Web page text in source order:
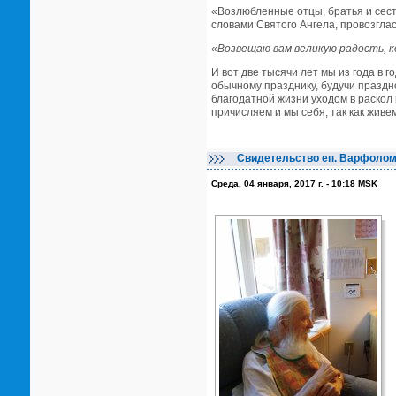
«Возлюбленные отцы, братья и
словами Святого Ангела,
«Возвещаю вам великую радость,
И вот две тысячи лет мы из года в
обычному празднику, будучи
благодатной жизни уходом в
причисляем и мы себя, так как
Свидетельство еп.
Среда, 04 января, 2017 г. - 10:18 MSK